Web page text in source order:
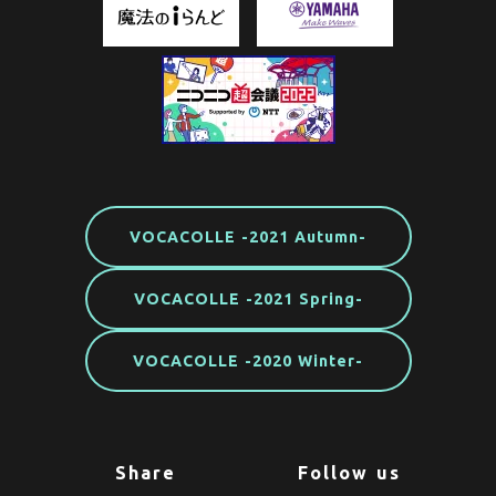
VOCACOLLE -2021 Autumn-
VOCACOLLE -2021 Spring-
VOCACOLLE -2020 Winter-
Share Follow us